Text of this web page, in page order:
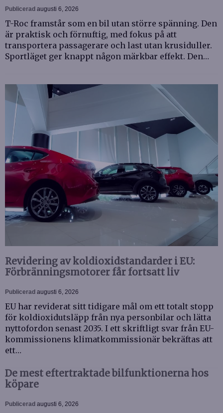
Publicerad augusti 6, 2026
T-Roc framstår som en bil utan större spänning. Den
är praktisk och förnuftig, med fokus på att
transportera passagerare och last utan krusiduller.
Sportläget ger knappt någon märkbar effekt. Den…
Revidering av koldioxidstandarder i EU:
Förbränningsmotorer får fortsatt liv
Publicerad augusti 6, 2026
EU har reviderat sitt tidigare mål om ett totalt stopp
för koldioxidutsläpp från nya personbilar och lätta
nyttofordon senast 2035. I ett skriftligt svar från EU-
kommissionens klimatkommissionär bekräftas att
ett…
De mest eftertraktade bilfunktionerna hos
köpare
Publicerad augusti 6, 2026